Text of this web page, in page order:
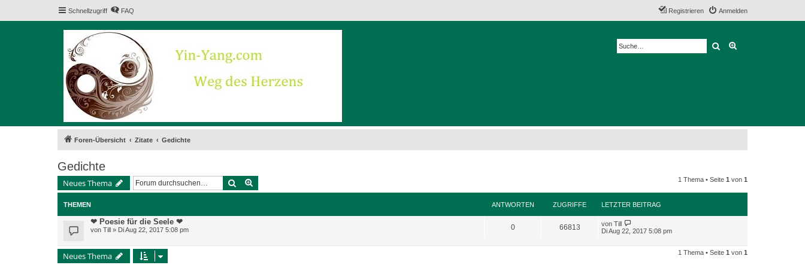
Schnellzugriff FAQ Anmelden
Registrieren
Suche
Foren-Übersicht Zitate Gedichte
Gedichte
Neues Thema Suche 1 Thema • Seite 1 von 1
THEMEN ANTWORTEN ZUGRIFFE LETZTER BEITRAG
❤ Poesie für die Seele ❤
von Till » Di Aug 22, 2017 5:08 pm 0 66813 von Till
Di Aug 22, 2017 5:08 pm
Neues Thema 1 Thema • Seite 1 von 1